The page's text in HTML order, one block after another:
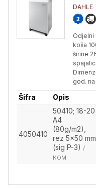
DAHLE
Odjelni
koša
širine
god.
Šifra Opis
4050410
50410; 18-20
A4
(80g/m2),
rez 5x50 mm
(sig P-3) /
KOM